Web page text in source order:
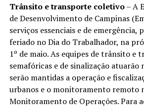
Trânsito e transporte coletivo– A
de Desenvolvimento de Campinas
serviços essenciais e de emergência,
feriado no Dia do Trabalhador, na
1º de maio. As equipes de trânsito e
semafóricas e de sinalização
serão mantidas a operação e
urbanos e o monitoramento remoto
Monitoramento de Operações. Para